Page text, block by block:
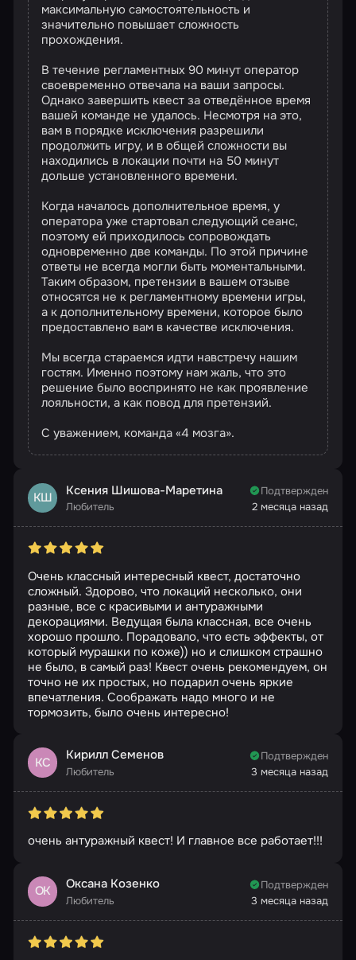
максимальную самостоятельность и
значительно повышает сложность
прохождения.
В течение регламентных 90 минут оператор
своевременно отвечала на ваши запросы.
Однако завершить квест за отведённое время
вашей команде не удалось. Несмотря на это,
вам в порядке исключения разрешили
продолжить игру, и в общей сложности вы
находились в локации почти на 50 минут
дольше установленного времени.
Когда началось дополнительное время, у
оператора уже стартовал следующий сеанс,
поэтому ей приходилось сопровождать
одновременно две команды. По этой причине
ответы не всегда могли быть моментальными.
Таким образом, претензии в вашем отзыве
относятся не к регламентному времени игры,
а к дополнительному времени, которое было
предоставлено вам в качестве исключения.
Мы всегда стараемся идти навстречу нашим
гостям. Именно поэтому нам жаль, что это
решение было воспринято не как проявление
лояльности, а как повод для претензий.
С уважением, команда «4 мозга».
КШ Ксения Шишова-Маретина
Любитель
Подтвержден
2 месяца назад
Очень классный интересный квест, достаточно
сложный. Здорово, что локаций несколько, они
разные, все с красивыми и антуражными
декорациями. Ведущая была классная, все очень
хорошо прошло. Порадовало, что есть эффекты, от
который мурашки по коже)) но и слишком страшно
не было, в самый раз! Квест очень рекомендуем, он
точно не их простых, но подарил очень яркие
впечатления. Соображать надо много и не
тормозить, было очень интересно!
КС Кирилл Семенов
Любитель
Подтвержден
3 месяца назад
очень антуражный квест! И главное все работает!!!
ОК Оксана Козенко
Любитель
Подтвержден
3 месяца назад